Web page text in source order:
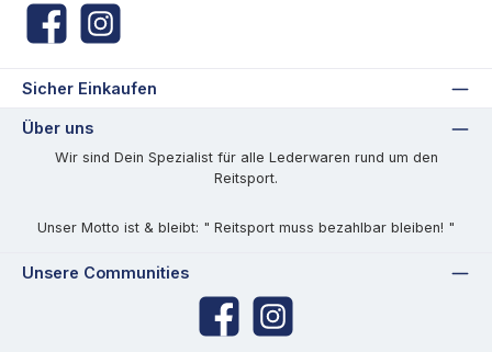
FacebookInstagram
Sicher Einkaufen
Über uns
Wir sind Dein Spezialist für alle Lederwaren rund um den
Reitsport.
Unser Motto ist & bleibt: " Reitsport muss bezahlbar bleiben! "
Unsere Communities
FacebookInstagram